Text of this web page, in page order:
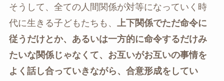
そうして、全ての人間関係が対等になっていく時
代に生きる子どもたちも、
上下関係でただ命令に
従うだけとか、あるいは一方的に命令するだけみ
たいな関係じゃなくて、お互いがお互いの事情を
よく話し合っていきながら、合意形成をしてい